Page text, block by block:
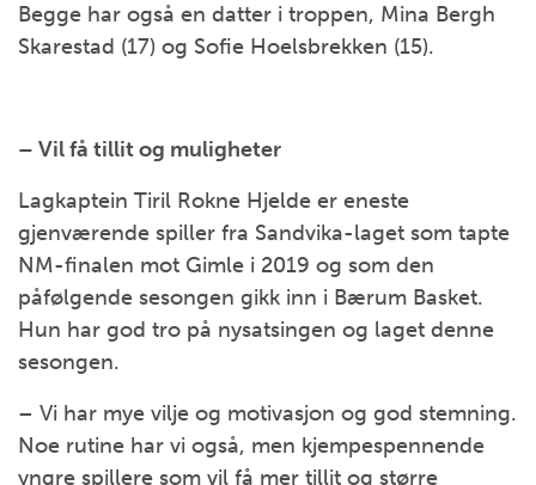
Begge har også en datter i troppen, Mina Bergh
Skarestad (17) og Sofie Hoelsbrekken (15).
– Vil få tillit og muligheter
Lagkaptein Tiril Rokne Hjelde er eneste
gjenværende spiller fra Sandvika-laget som tapte
NM-finalen mot Gimle i 2019 og som den
påfølgende sesongen gikk inn i Bærum Basket.
Hun har god tro på nysatsingen og laget denne
sesongen.
– Vi har mye vilje og motivasjon og god stemning.
Noe rutine har vi også, men kjempespennende
yngre spillere som vil få mer tillit og større